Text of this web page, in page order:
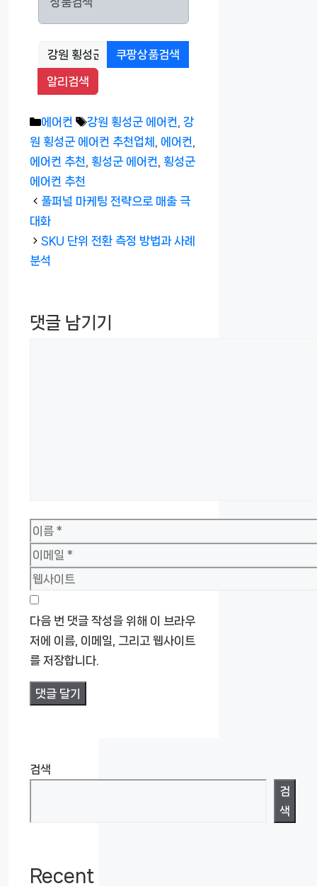
쿠팡상품검색
알리검색
카
테
고
리
에어컨
태
그
강원 횡성군 에어컨 강
원 횡성군 에어컨 추천업체
에어컨
에어컨 추천
횡성군 에어컨
횡성군
에어컨 추천
풀퍼널 마케팅 전략으로 매출 극
대화
SKU 단위 전환 측정 방법과 사례
분석
댓글 남기기
이
름
이
메
일
웹
사
이
트
다음 번 댓글 작성을 위해 이 브라우
저에 이름, 이메일, 그리고 웹사이트
를 저장합니다.
검색
검
색
Recent